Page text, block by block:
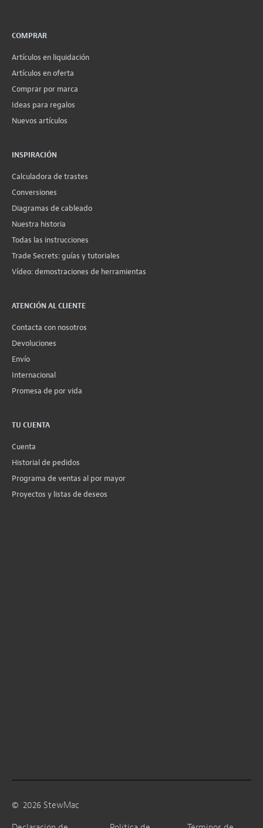
COMPRAR
Artículos en liquidación
Artículos en oferta
Comprar por marca
Ideas para regalos
Nuevos artículos
INSPIRACIÓN
Calculadora de trastes
Conversiones
Diagramas de cableado
Nuestra historia
Todas las instrucciones
Trade Secrets: guías y tutoriales
Vídeo: demostraciones de herramientas
ATENCIÓN AL CLIENTE
Contacta con nosotros
Devoluciones
Envío
Internacional
Promesa de por vida
TU CUENTA
Cuenta
Historial de pedidos
Programa de ventas al por mayor
Proyectos y listas de deseos
© 2026 StewMac